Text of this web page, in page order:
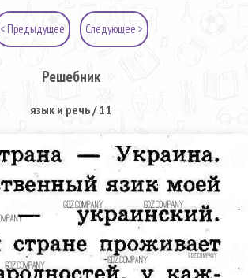
< Предыдущее Следующее >
Решебник
язык и речь / 11